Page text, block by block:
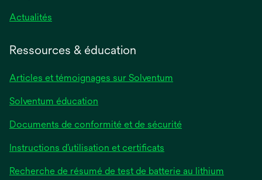
Actualités
Ressources & éducation
Articles et témoignages sur Solventum
Solventum éducation
Documents de conformité et de sécurité
Instructions d’utilisation et certificats
Recherche de résumé de test de batterie au lithium